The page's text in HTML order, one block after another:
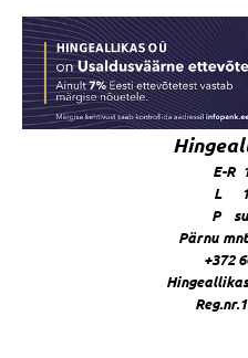
E-R
L
P
Pärnu
+372